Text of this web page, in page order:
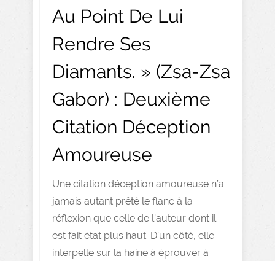
Au Point De Lui
Rendre Ses
Diamants. » (Zsa-Zsa
Gabor) : Deuxième
Citation Déception
Amoureuse
Une citation déception amoureuse n’a
jamais autant prêté le flanc à la
réflexion que celle de l’auteur dont il
est fait état plus haut. D’un côté, elle
interpelle sur la haine à éprouver à